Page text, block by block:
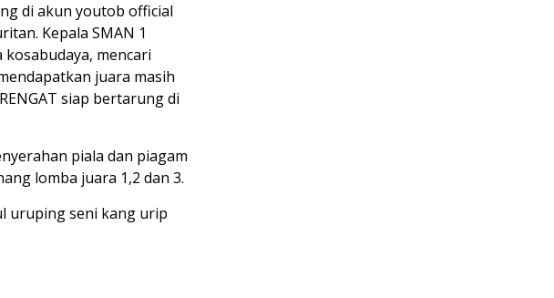
di akun youtob official
Kepala SMAN 1
kosabudaya, mencari
juara masih
siap bertarung di
piala dan piagam
lomba juara 1,2 dan 3.
uruping seni kang urip